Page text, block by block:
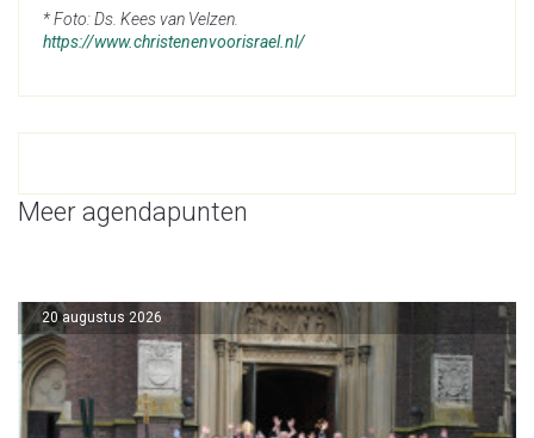
* Foto: Ds. Kees van Velzen.
https://www.christenenvoorisrael.nl/
Meer agendapunten
20 augustus 2026